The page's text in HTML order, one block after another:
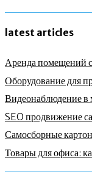
latest articles
Аренда помещений
Оборудование для
Видеонаблюдение в
SEO продвижение
Самосборные
Товары для офиса: